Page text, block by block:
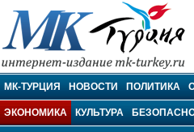
МК-Турция
МК-ТУРЦИЯ НОВОСТИ ПОЛИТИКА
ЭКОНОМИКА КУЛЬТУРА